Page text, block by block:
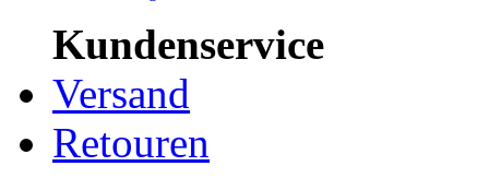
Kundenservice
Versand
Retouren